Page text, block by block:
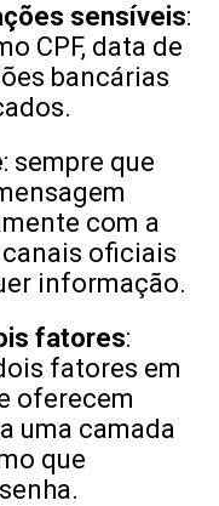
sensíveis:
CPF, data de
bancárias
: sempre que
com a
oficiais
informação.
fatores:
fatores em
oferecem
uma camada
que